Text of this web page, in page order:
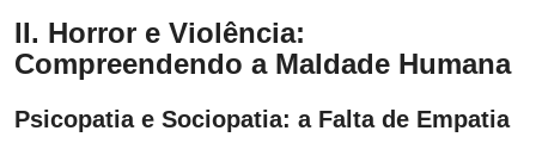
II. Horror e Violência:
Compreendendo a Maldade Humana
Psicopatia e Sociopatia: a Falta de Empatia